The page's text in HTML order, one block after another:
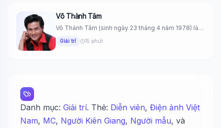
Võ Thành Tâm
Võ Thành Tâm (sinh ngày 23 tháng 4 năm 1978) là
Giải trí 15 phút
Danh mục: Giải trí. Thẻ: Diễn viên, Điện ảnh Việt
Nam, MC, Người Kiên Giang, Người mẫu, và